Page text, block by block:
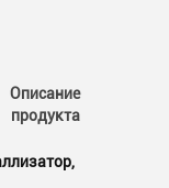
Описание
продукта
,